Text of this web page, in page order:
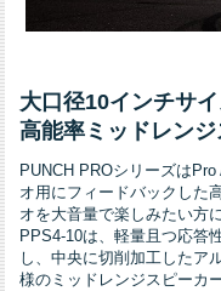
大口径10インチサ
高能率ミッドレン
PUNCH PROシリーズは
オ用にフィードバックした
オを大音量で楽しみたい方
PPS4-10は、軽量且つ応答
し、中央に切削加工したア
様のミッドレンジスピーカ